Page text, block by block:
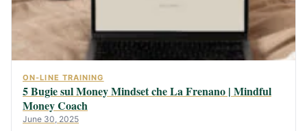
ON-LINE TRAINING
5 Bugie sul Money Mindset che La Frenano | Mindful
Money Coach
June 30, 2025